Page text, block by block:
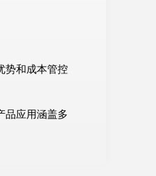
势和成本管控
品应用涵盖多